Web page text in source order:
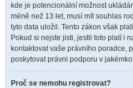
kde je potencionální možnost
méně než 13 let, musí mít souhlas
tyto data uložil. Tento zákon však
Pokud si nejste jisti, jestli toto platí i
kontaktovat vaše právního poradce,
poskytovat právni podporu v
Proč se nemohu registrovat?